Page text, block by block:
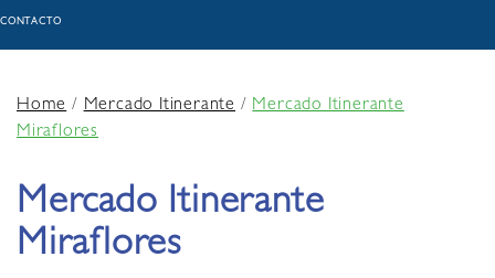
CONTACTO
Home/Mercado Itinerante /Mercado Itinerante
Miraflores
Mercado Itinerante
Miraflores